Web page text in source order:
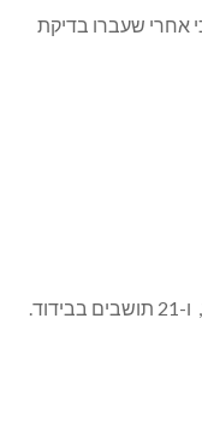
אחרי שעברו בדיקת